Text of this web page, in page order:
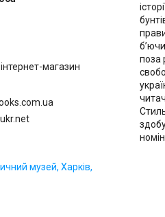
поза
магазин
музей, Харків,